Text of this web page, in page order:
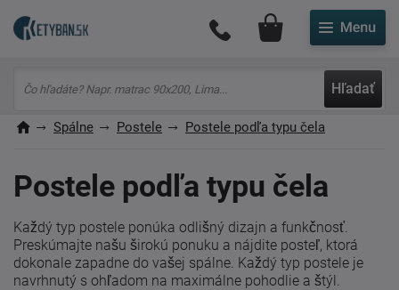
Hľadať
Môj účet
Spálne Postele Postele podľa typu čela
Postele podľa typu čela
Každý typ postele ponúka odlišný dizajn a funkčnosť.
Preskúmajte našu širokú ponuku a nájdite posteľ, ktorá
dokonale zapadne do vašej spálne. Každý typ postele je
navrhnutý s ohľadom na maximálne pohodlie a štýl.